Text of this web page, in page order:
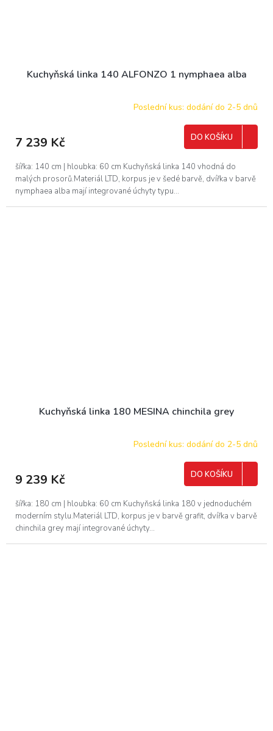
Kuchyňská linka 140 ALFONZO 1 nymphaea alba
Poslední kus: dodání do 2-5 dnů
7 239 Kč DO KOŠÍKU
šířka: 140 cm | hloubka: 60 cm Kuchyňská linka 140 vhodná do
malých prosorů.Materiál LTD, korpus je v šedé barvě, dvířka v barvě
nymphaea alba mají integrované úchyty typu...
Kuchyňská linka 180 MESINA chinchila grey
Poslední kus: dodání do 2-5 dnů
9 239 Kč DO KOŠÍKU
šířka: 180 cm | hloubka: 60 cm Kuchyňská linka 180 v jednoduchém
moderním stylu.Materiál LTD, korpus je v barvě grafit, dvířka v barvě
chinchila grey mají integrované úchyty...